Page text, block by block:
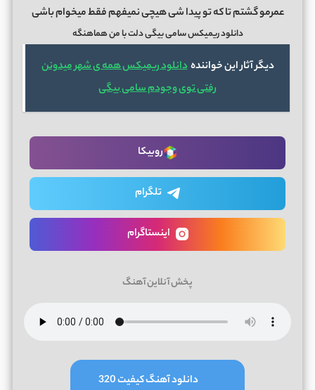
عمرمو گشتم تا که تو پیدا شی هیچی نمیفهم فقط میخوام باشی
دانلود ریمیکس سامی بیگی دلت با من هماهنگه
دیگر آثار این خوانندهدانلود ریمیکس همه ی شهر میدونن
رفتی توی وجودم سامی بیگی
روبیکا
تلگرام
اینستاگرام
پخش آنلاین آهنگ
دانلود آهنگ کیفیت 320